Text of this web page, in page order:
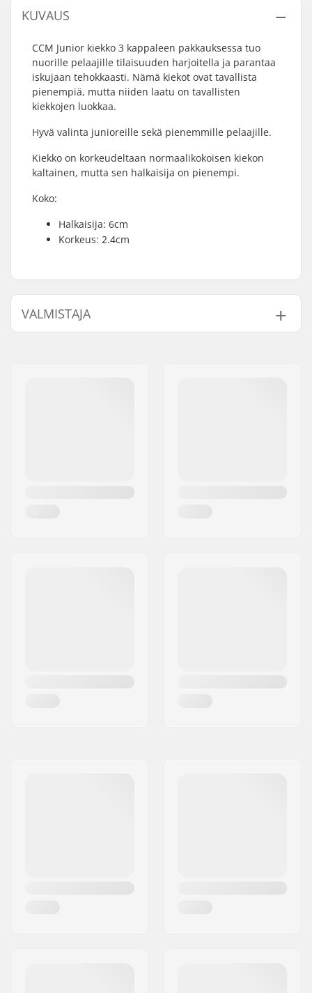
KUVAUS
CCM Junior kiekko 3 kappaleen pakkauksessa tuo
nuorille pelaajille tilaisuuden harjoitella ja parantaa
iskujaan tehokkaasti. Nämä kiekot ovat tavallista
pienempiä, mutta niiden laatu on tavallisten
kiekkojen luokkaa.
Hyvä valinta junioreille sekä pienemmille pelaajille.
Kiekko on korkeudeltaan normaalikokoisen kiekon
kaltainen, mutta sen halkaisija on pienempi.
Koko:
Halkaisija: 6cm
Korkeus: 2.4cm
VALMISTAJA